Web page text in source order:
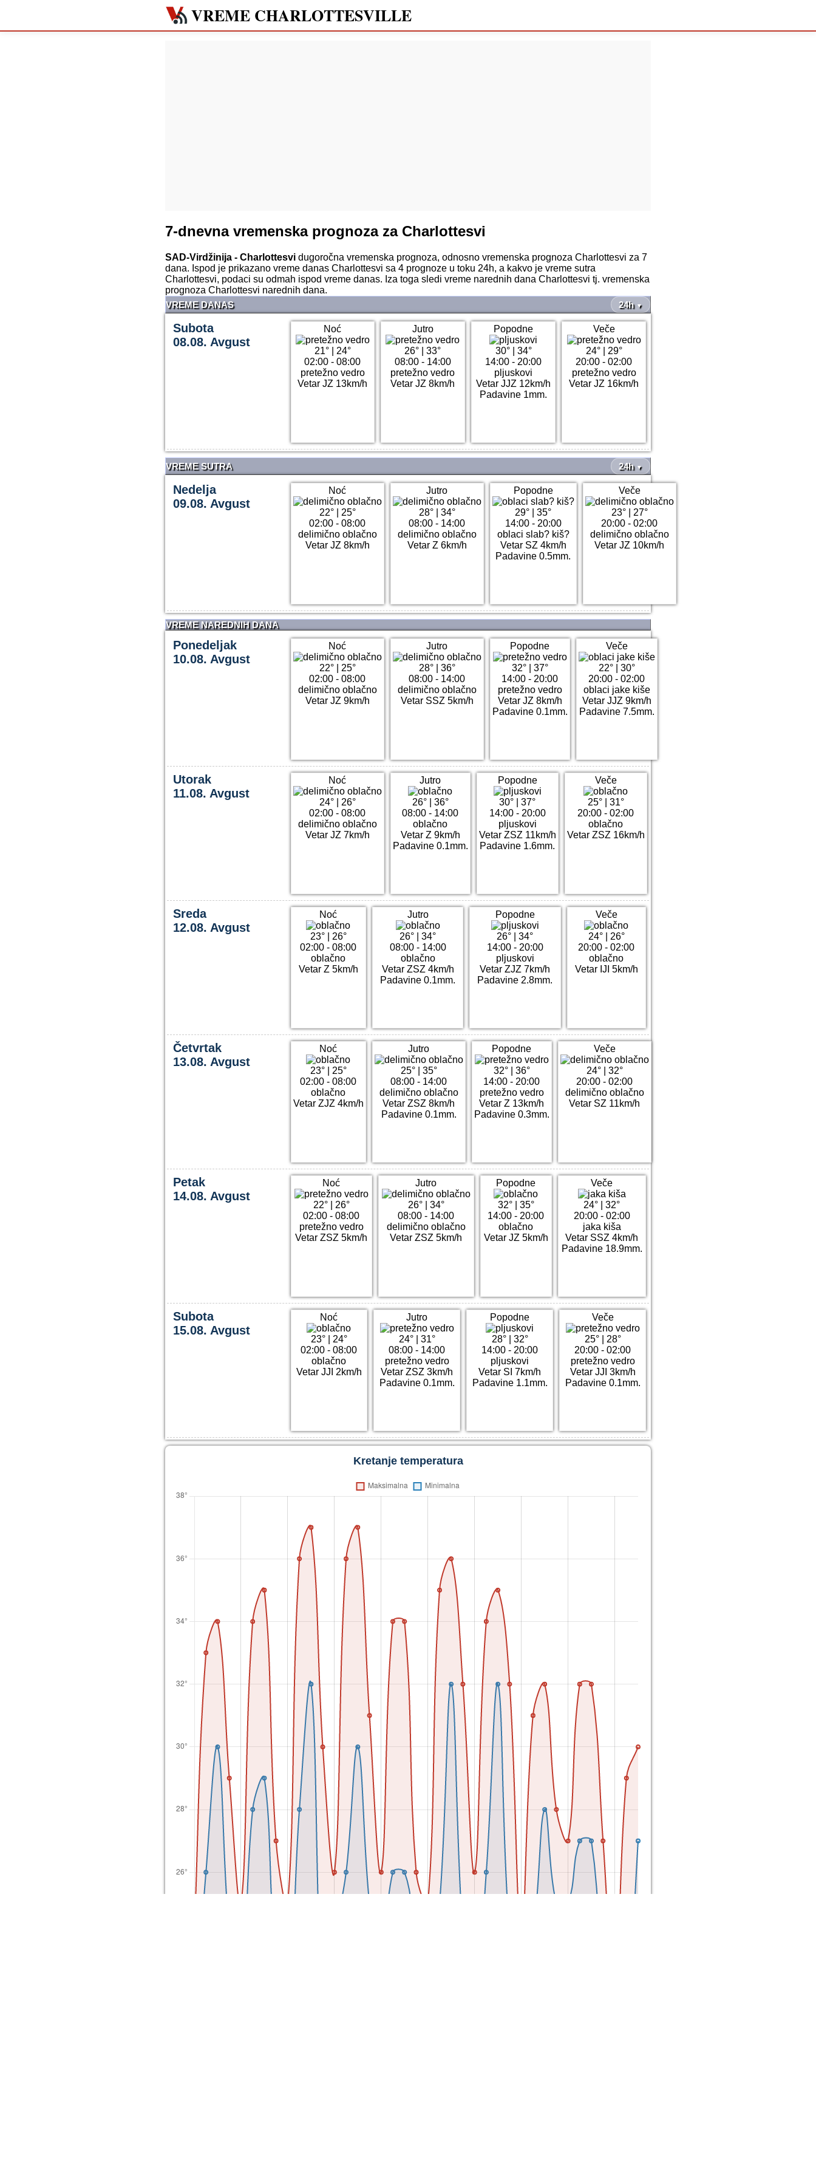
VREME CHARLOTTESVILLE
7-dnevna vremenska prognoza za Charlottesvi
SAD-Virdžinija - Charlottesvi dugoročna vremenska prognoza, odnosno vremenska prognoza Charlottesvi za 7
dana. Ispod je prikazano vreme danas Charlottesvi sa 4 prognoze u toku 24h, a kakvo je vreme sutra
Charlottesvi, podaci su odmah ispod vreme danas. Iza toga sledi vreme narednih dana Charlottesvi tj. vremenska
prognoza Charlottesvi narednih dana.
VREME DANAS
24h ▼
Subota
08.08. Avgust
Noć
21°| 24°
02:00 - 08:00
pretežno vedro
Vetar JZ 13km/h
Jutro
26° |33°
08:00 - 14:00
pretežno vedro
Vetar JZ 8km/h
Popodne
30°| 34°
14:00 - 20:00
pljuskovi
Vetar JJZ 12km/h
Padavine 1mm.
Veče
24°| 29°
20:00 - 02:00
pretežno vedro
Vetar JZ 16km/h
VREME SUTRA 24h ▼
Nedelja
09.08. Avgust
Noć
22°| 25°
02:00 - 08:00
delimično oblačno
Vetar JZ 8km/h
Jutro
28°| 34°
08:00 - 14:00
delimično oblačno
Vetar Z 6km/h
Popodne
29°
35°
14:00 - 20:00
oblaci slab? kiš?
Vetar SZ 4km/h
Padavine 0.5mm.
Veče
23°| 27°
20:00 - 02:00
delimično oblačno
Vetar JZ 10km/h
VREME NAREDNIH DANA
Ponedeljak
10.08. Avgust
Noć
22°| 25°
02:00 - 08:00
delimično oblačno
Vetar JZ 9km/h
Jutro
28°| 36°
08:00 - 14:00
delimično oblačno
Vetar SSZ 5km/h
Popodne
32°| 37°
14:00 - 20:00
pretežno vedro
Vetar JZ 8km/h
Padavine 0.1mm.
Veče
22°| 30°
20:00 - 02:00
oblaci jake kiše
Vetar JJZ 9km/h
Padavine 7.5mm.
Utorak
11.08. Avgust
Noć
24°| 26°
02:00 - 08:00
delimično oblačno
Vetar JZ 7km/h
Jutro
26°| 36°
08:00 - 14:00
oblačno
Vetar Z 9km/h
Padavine 0.1mm.
Popodne
30°
37°
14:00 - 20:00
pljuskovi
Vetar ZSZ 11km/h
Padavine 1.6mm.
Veče
25°| 31°
20:00 - 02:00
oblačno
Vetar ZSZ 16km/h
Sreda
12.08. Avgust
Noć
23°| 26°
02:00 - 08:00
oblačno
Vetar Z 5km/h
Jutro
26° |34°
08:00 - 14:00
oblačno
Vetar ZSZ 4km/h
Padavine 0.1mm.
Popodne
26° |34°
14:00 - 20:00
pljuskovi
Vetar ZJZ 7km/h
Padavine 2.8mm.
Veče
24°| 26°
20:00 - 02:00
oblačno
Vetar IJI 5km/h
Četvrtak
13.08. Avgust
Noć
23°| 25°
02:00 - 08:00
oblačno
Vetar ZJZ 4km/h
Jutro
25°| 35°
08:00 - 14:00
delimično oblačno
Vetar ZSZ 8km/h
Padavine 0.1mm.
Popodne
32°| 36°
14:00 - 20:00
pretežno vedro
Vetar Z 13km/h
Padavine 0.3mm.
Veče
24°| 32°
20:00 - 02:00
delimično oblačno
Vetar SZ 11km/h
Petak
14.08. Avgust
Noć
22°| 26°
02:00 - 08:00
pretežno vedro
Vetar ZSZ 5km/h
Jutro
26°| 34°
08:00 - 14:00
delimično oblačno
Vetar ZSZ 5km/h
Popodne
32°| 35°
14:00 - 20:00
oblačno
Vetar JZ 5km/h
Veče
24° |32°
20:00 - 02:00
jaka kiša
Vetar SSZ 4km/h
Padavine 18.9mm.
Subota
15.08. Avgust
Noć
23°| 24°
02:00 - 08:00
oblačno
Vetar JJI 2km/h
Jutro
24°| 31°
08:00 - 14:00
pretežno vedro
Vetar ZSZ 3km/h
Padavine 0.1mm.
Popodne
28°| 32°
14:00 - 20:00
pljuskovi
Vetar SI 7km/h
Padavine 1.1mm.
Veče
25°| 28°
20:00 - 02:00
pretežno vedro
Vetar JJI 3km/h
Padavine 0.1mm.
Kretanje temperatura